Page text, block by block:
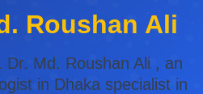
Roushan Ali
Md. Roushan Ali , an
in Dhaka specialist in